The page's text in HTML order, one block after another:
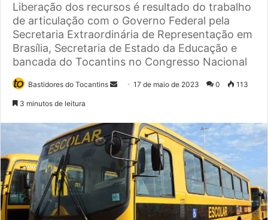
Liberação dos recursos é resultado do trabalho
de articulação com o Governo Federal pela
Secretaria Extraordinária de Representação em
Brasília, Secretaria de Estado da Educação e
bancada do Tocantins no Congresso Nacional
Bastidores do Tocantins
e
u
m
e
-
m
17 de maio de 2023 0 113
3 minutos de leitura